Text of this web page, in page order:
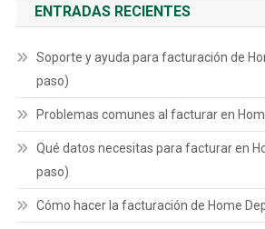
ENTRADAS RECIENTES
Soporte y ayuda para facturación de
paso)
Problemas comunes al facturar en
Qué datos necesitas para facturar en
paso)
Cómo hacer la facturación de Home